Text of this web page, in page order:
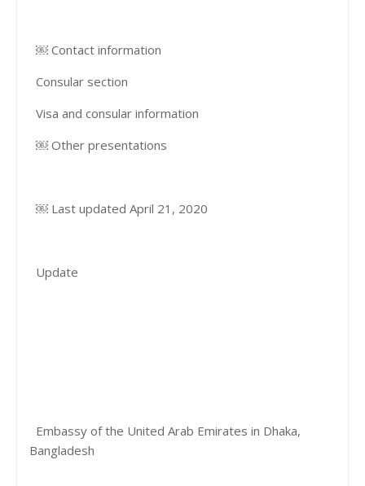
￼ Contact information
Consular section
Visa and consular information
￼ Other presentations
￼ Last updated April 21, 2020
Update
Embassy of the United Arab Emirates in Dhaka,
Bangladesh